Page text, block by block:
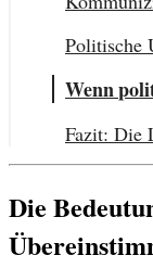
Politische
Wenn
Fazit: Die
Die